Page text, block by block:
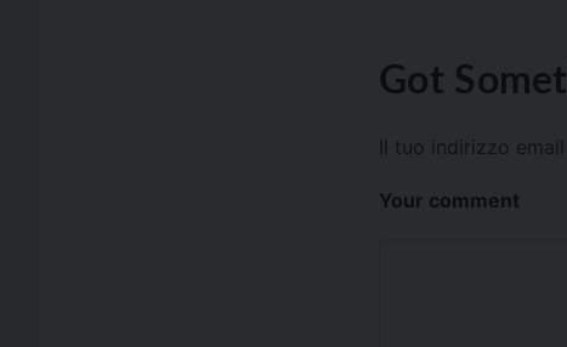
Got
Il tuo indirizzo
Your comment